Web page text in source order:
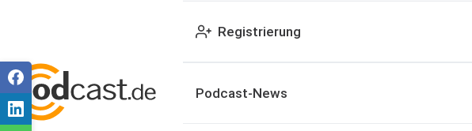
Registrierung
Podcast-News